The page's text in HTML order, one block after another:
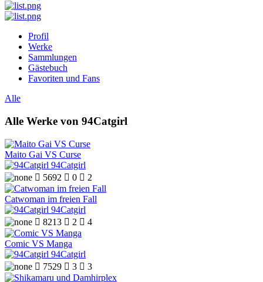
Profil
Werke
Sammlungen
Gästebuch
Favoriten und Fans
Alle
Alle Werke von 94Catgirl
Maito Gai VS Curse
94Catgirl
 5692  0  2
Catwoman im freien Fall
94Catgirl
 8213  2  4
Comic VS Manga
94Catgirl
 7529  3  3